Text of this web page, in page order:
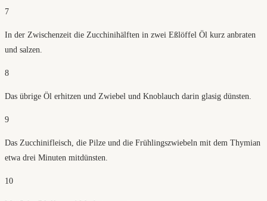
7
In der Zwischenzeit die Zucchinihälften in zwei Eßlöffel Öl kurz anbraten
und salzen.
8
Das übrige Öl erhitzen und Zwiebel und Knoblauch darin glasig dünsten.
9
Das Zucchinifleisch, die Pilze und die Frühlingszwiebeln mit dem Thymian
etwa drei Minuten mitdünsten.
10